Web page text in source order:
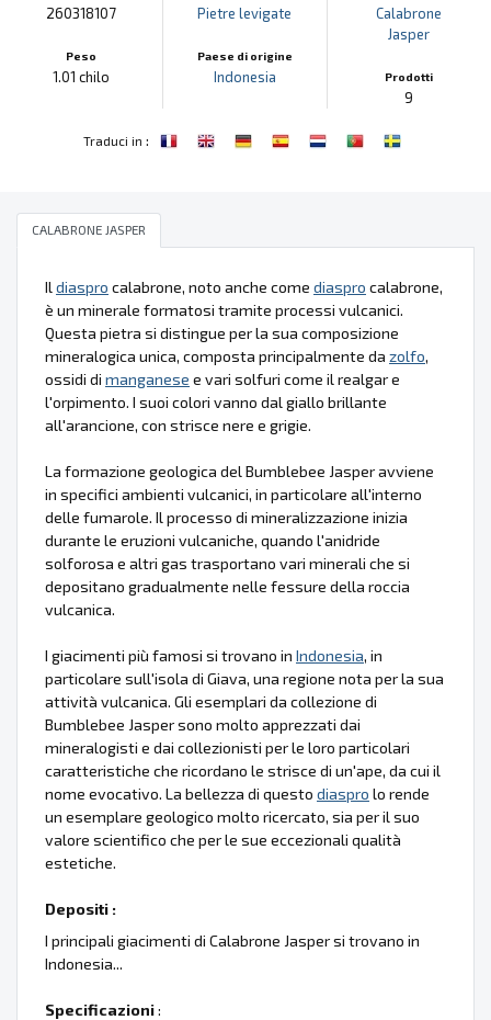
260318107
Peso
1.01 chilo
Pietre levigate
Paese di origine
Indonesia
Calabrone
Jasper
Prodotti
9
Traduci in :
CALABRONE JASPER
Il diaspro calabrone, noto anche come diaspro calabrone,
è un minerale formatosi tramite processi vulcanici.
Questa pietra si distingue per la sua composizione
mineralogica unica, composta principalmente da zolfo,
ossidi di manganese e vari solfuri come il realgar e
l'orpimento. I suoi colori vanno dal giallo brillante
all'arancione, con strisce nere e grigie.
La formazione geologica del Bumblebee Jasper avviene
in specifici ambienti vulcanici, in particolare all'interno
delle fumarole. Il processo di mineralizzazione inizia
durante le eruzioni vulcaniche, quando l'anidride
solforosa e altri gas trasportano vari minerali che si
depositano gradualmente nelle fessure della roccia
vulcanica.
I giacimenti più famosi si trovano in Indonesia, in
particolare sull'isola di Giava, una regione nota per la sua
attività vulcanica. Gli esemplari da collezione di
Bumblebee Jasper sono molto apprezzati dai
mineralogisti e dai collezionisti per le loro particolari
caratteristiche che ricordano le strisce di un'ape, da cui il
nome evocativo. La bellezza di questo diaspro lo rende
un esemplare geologico molto ricercato, sia per il suo
valore scientifico che per le sue eccezionali qualità
estetiche.
Depositi :
I principali giacimenti di Calabrone Jasper si trovano in
Indonesia...
Specificazioni: